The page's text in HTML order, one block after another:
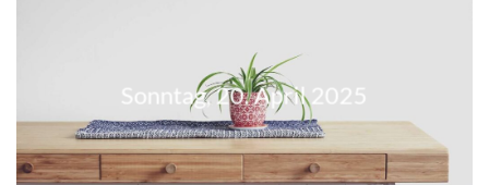
Sonntag, 20. April 2025